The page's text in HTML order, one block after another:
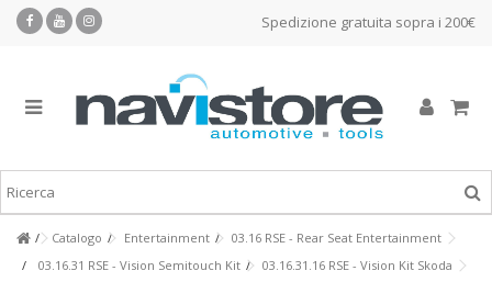
Spedizione gratuita sopra i 200€
Catalogo Entertainment
03.16 RSE - Rear Seat Entertainment
03.16.31 RSE - Vision Semitouch Kit
03.16.31.16 RSE - Vision Kit Skoda